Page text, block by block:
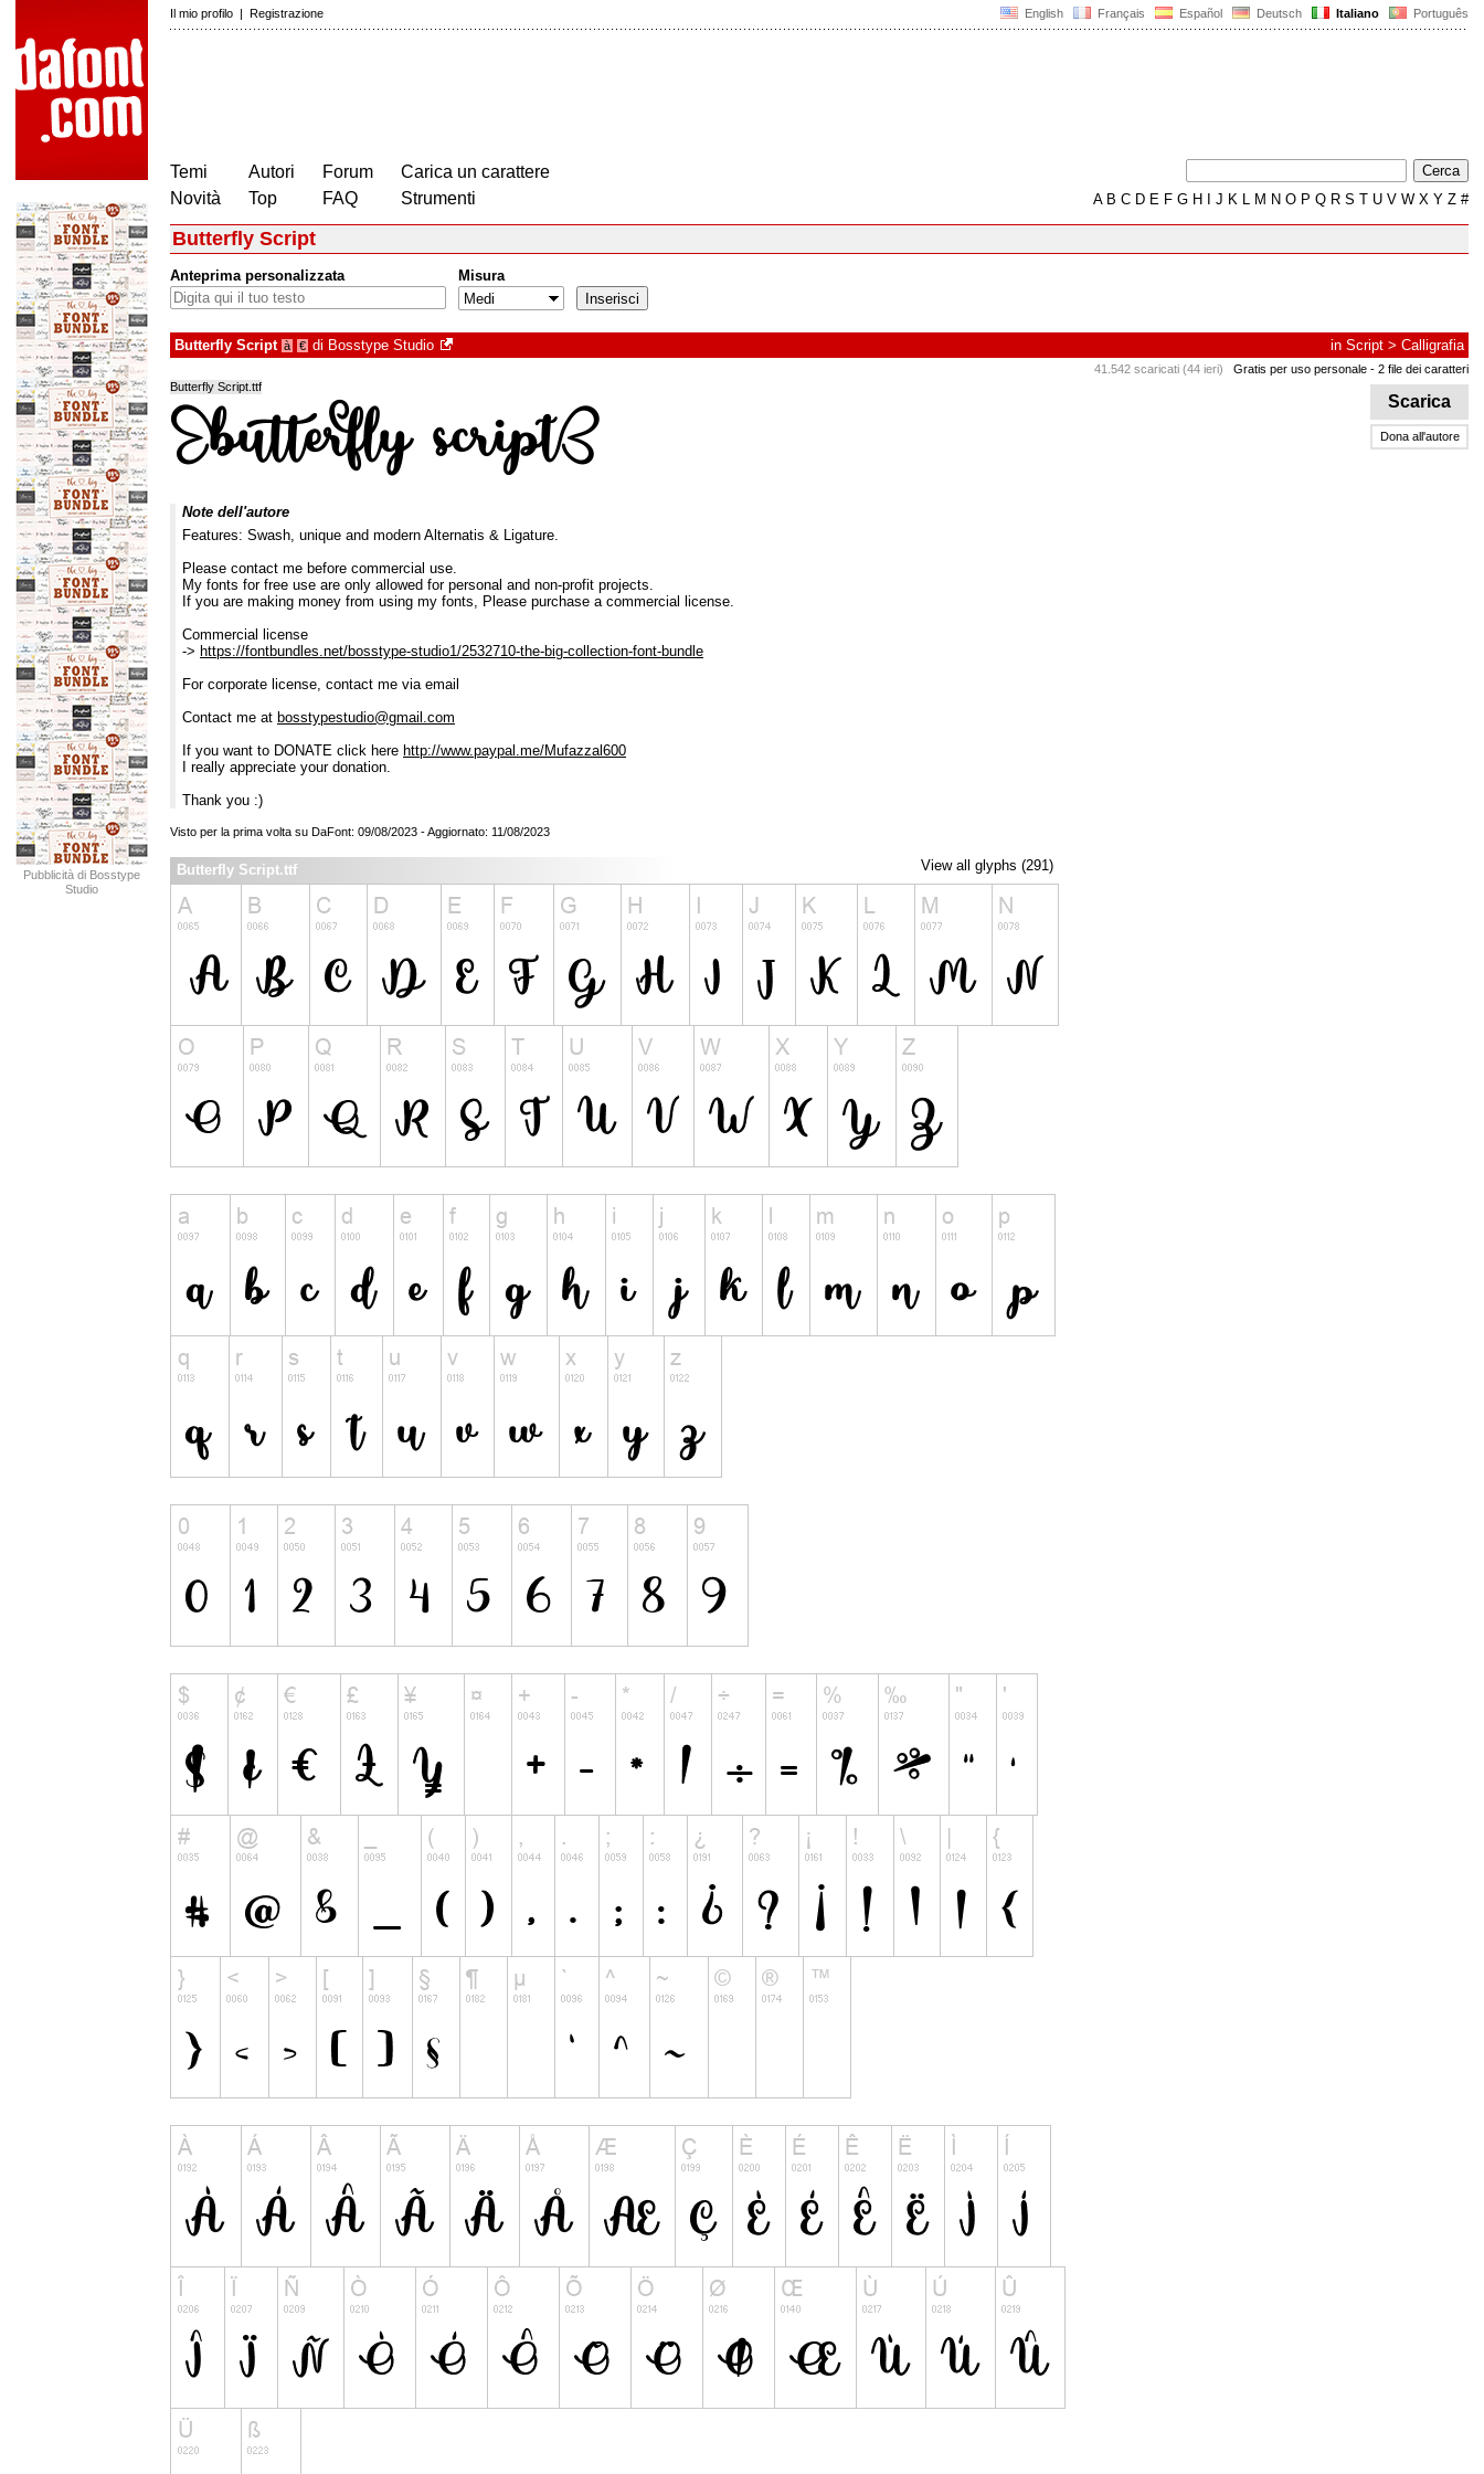
English Français Español Deutsch Italiano Português
Il mio profilo | Registrazione
Temi
Novità
Autori
Top
Forum
FAQ
Carica un carattere
Strumenti
AB C D E F G H J K L M N O P Q R S T U V W X Y Z #
Pubblicità di Bosstype
Studio
Butterfly Script
Anteprima personalizzata Misura
Butterfly Script à € di Bosstype Studio in Script > Calligrafia
41.542 scaricati (44 ieri) Gratis per uso personale - 2 file dei caratteri
Scarica
Dona all'autore
Butterfly Script.ttf
Note dell'autore
Features: Swash, unique and modern Alternatis & Ligature.
Please contact me before commercial use.
My fonts for free use are only allowed for personal and non-profit projects.
If you are making money from using my fonts, Please purchase a commercial license.
Commercial license
-> https://fontbundles.net/bosstype-studio1/2532710-the-big-collection-font-bundle
For corporate license, contact me via email
Contact me at bosstypestudio@gmail.com
If you want to DONATE click here http://www.paypal.me/Mufazzal600
I really appreciate your donation.
Thank you :)
Visto per la prima volta su DaFont: 09/08/2023 - Aggiornato: 11/08/2023
View all glyphs (291)
Butterfly Script.ttf